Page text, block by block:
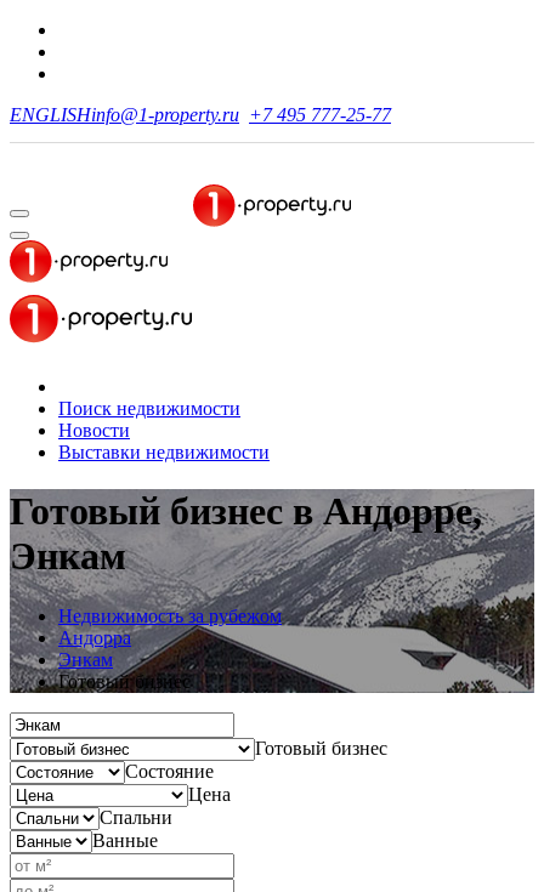
ENGLISHinfo@1-property.ru +7 495 777-25-77
Поиск недвижимости
Новости
Выставки недвижимости
Готовый бизнес в Андорре,
Энкам
Недвижимость за рубежом
Андорра
Энкам
Готовый бизнес
Готовый бизнес
Состояние
Цена
Спальни
Ванные